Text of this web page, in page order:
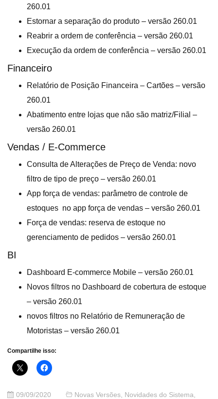
260.01
Estornar a separação do produto – versão 260.01
Reabrir a ordem de conferência – versão 260.01
Execução da ordem de conferência – versão 260.01
Financeiro
Relatório de Posição Financeira – Cartões – versão
260.01
Abatimento entre lojas que não são matriz/Filial –
versão 260.01
Vendas / E-Commerce
Consulta de Alterações de Preço de Venda: novo
filtro de tipo de preço – versão 260.01
App força de vendas: parâmetro de controle de
estoques no app força de vendas – versão 260.01
Força de vendas: reserva de estoque no
gerenciamento de pedidos – versão 260.01
BI
Dashboard E-commerce Mobile – versão 260.01
Novos filtros no Dashboard de cobertura de estoque
– versão 260.01
novos filtros no Relatório de Remuneração de
Motoristas – versão 260.01
Compartilhe isso:
09/09/2020 Novas Versões, Novidades do Sistema,